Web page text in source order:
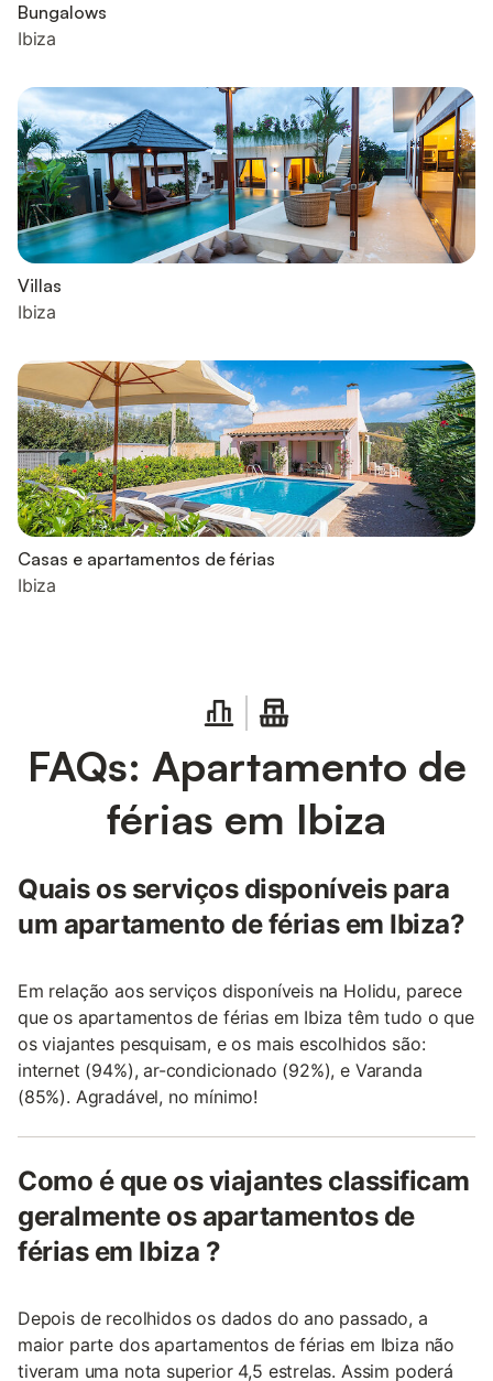
Bungalows
Ibiza
Villas
Ibiza
Casas e apartamentos de férias
Ibiza
FAQs: Apartamento de
férias em Ibiza
Quais os serviços disponíveis para
um apartamento de férias em Ibiza?
Em relação aos serviços disponíveis na Holidu, parece
que os apartamentos de férias em Ibiza têm tudo o que
os viajantes pesquisam, e os mais escolhidos são:
internet (94%), ar-condicionado (92%), e Varanda
(85%). Agradável, no mínimo!
Como é que os viajantes classificam
geralmente os apartamentos de
férias em Ibiza ?
Depois de recolhidos os dados do ano passado, a
maior parte dos apartamentos de férias em Ibiza não
tiveram uma nota superior 4,5 estrelas. Assim poderá